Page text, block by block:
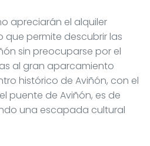
apreciarán el alquiler
que permite descubrir las
sin preocuparse por el
al gran aparcamiento
histórico de Aviñón, con el
puente de Aviñón, es de
una escapada cultural